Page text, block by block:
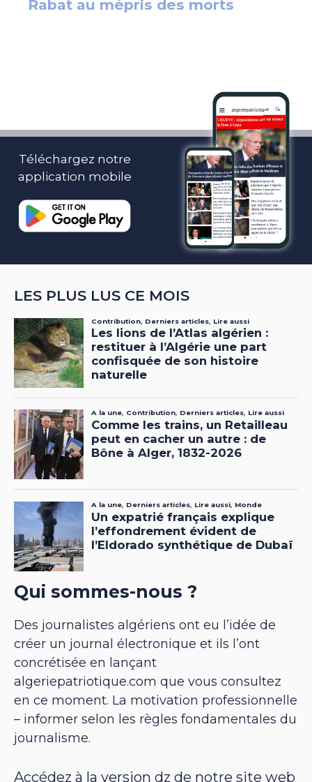
Téléchargez notre
application mobile
LES PLUS LUS CE MOIS
Qui sommes-nous ?
Des journalistes algériens ont eu l’idée de
créer un journal électronique et ils l’ont
concrétisée en lançant
algeriepatriotique.com que vous consultez
en ce moment. La motivation professionnelle
– informer selon les règles fondamentales du
journalisme.
Accédez à la version dz de notre site web